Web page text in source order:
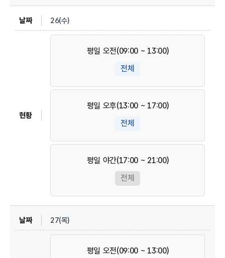
26(수)
평일 오전(09:00 ~ 13:00)
전체
평일 오후(13:00 ~ 17:00)
전체
평일 야간(17:00 ~ 21:00)
전체
27(목)
평일 오전(09:00 ~ 13:00)